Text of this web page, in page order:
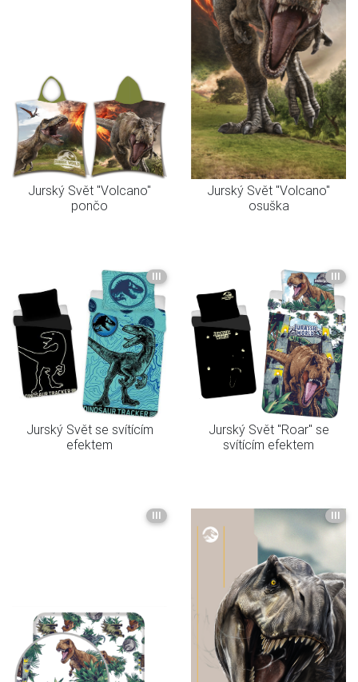
Jurský Svět "Volcano"
pončo
Jurský Svět "Volcano"
osuška
III
Jurský Svět se svítícím
efektem
III
Jurský Svět "Roar" se
svítícím efektem
III III